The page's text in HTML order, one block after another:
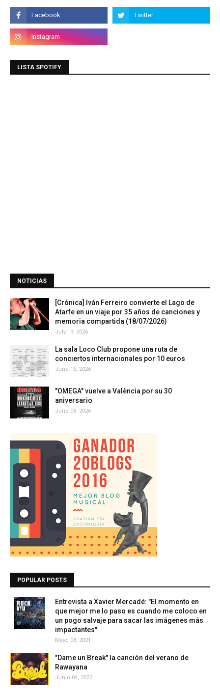
LISTA SPOTIFY
NOTICIAS
[Crónica] Iván Ferreiro convierte el Lago de
Atarfe en un viaje por 35 años de canciones y
memoria compartida (18/07/2026)
July 19, 2026
La sala Loco Club propone una ruta de
conciertos internacionales por 10 euros
June 16, 2026
"OMEGA" vuelve a València por su 30
aniversario
June 08, 2026
POPULAR POSTS
Entrevista a Xavier Mercadé: "El momento en
que mejor me lo paso es cuando me coloco en
un pogo salvaje para sacar las imágenes más
impactantes"
Mayo 08, 2021
"Dame un Break" la canción del verano de
Rawayana
Junio 04, 2023